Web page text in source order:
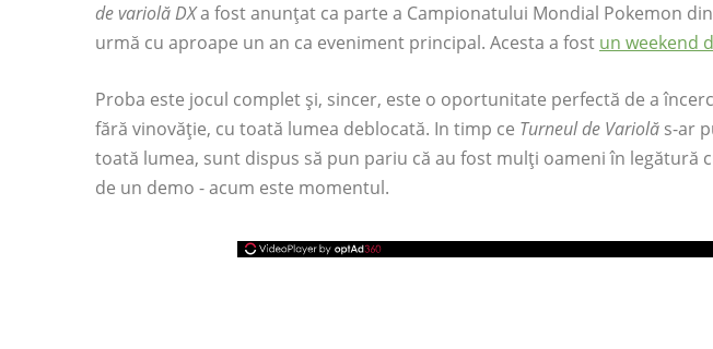
de variolă DXa fost anunțat ca parte a Campionatului Mondial Pokemon
urmă cu aproape un an ca eveniment principal. Acesta a fost un weekend
Proba este jocul complet și, sincer, este o oportunitate perfectă de a
fără vinovăție, cu toată lumea deblocată. In timp ce Turneul de Variolă s-ar
toată lumea, sunt dispus să pun pariu că au fost mulți oameni în legătură
de un demo - acum este momentul.